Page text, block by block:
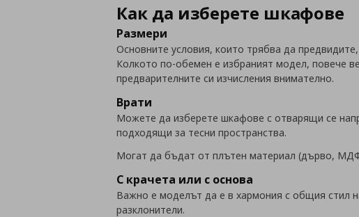
Как да изберете шкафове
Размери
Основните условия, които трябва да
Колкото по-обемен е избраният модел, повече
предварителните си изчисления внимателно.
Врати
Можете да изберете шкафове с отварящи се
подходящи за тесни пространства.
Могат да бъдат от плътен материал (дърво,
С крачета или с основа
Важно е моделът да е в хармония с общия стил
разклонители.